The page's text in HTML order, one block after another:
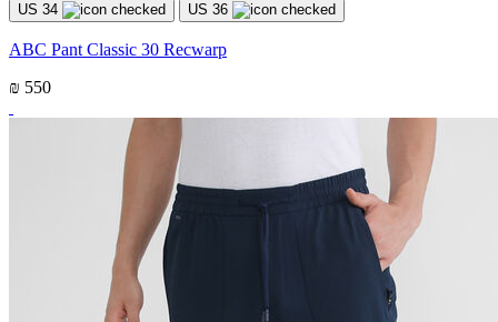
US 34
US 36
ABC Pant Classic 30 Recwarp
₪ 550